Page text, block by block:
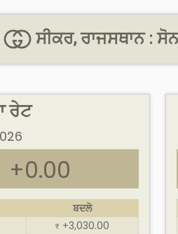
ਸੀਕਰ, ਰਾਜਸਥਾਨ :
ਰੇਟ
+0.00
ਬਦਲੋ
₹ +3,030.00